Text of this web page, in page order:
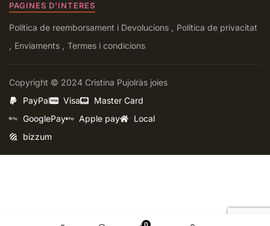
PAGINES D'INTERES
Política de reemborsament i Devolucions
Política de privacitat
Enviaments
Termes i condicions
Copyright © 2024 Cristina Pujolràs joies
PayPal
Visa
Master Card
GooglePay
Apple pay
Local
bizzum
0